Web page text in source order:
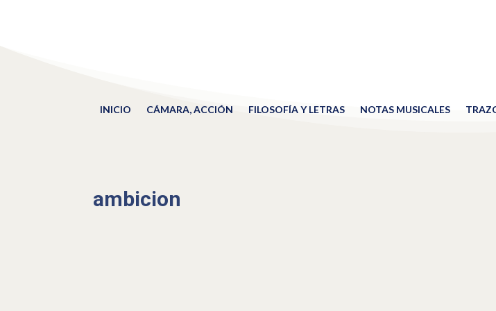
INICIO CÁMARA, ACCIÓN FILOSOFÍA Y LETRAS NOTAS MUSICALES
ambicion